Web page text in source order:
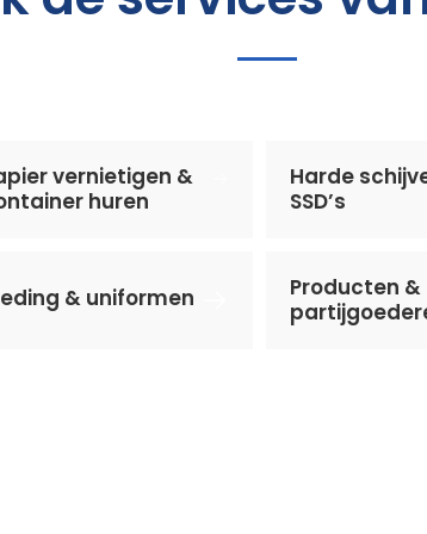
vernietigen &
huren
Harde
SSD’s
& uniformen
Producten &